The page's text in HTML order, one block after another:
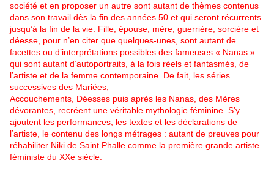
société et en proposer un autre sont autant de thèmes contenus
dans son travail dès la fin des années 50 et qui seront récurrents
jusqu’à la fin de la vie. Fille, épouse, mère, guerrière, sorcière et
déesse, pour n’en citer que quelques-unes, sont autant de
facettes ou d’interprétations possibles des fameuses « Nanas »
qui sont autant d’autoportraits, à la fois réels et fantasmés, de
l’artiste et de la femme contemporaine. De fait, les séries
successives des Mariées,
Accouchements, Déesses puis après les Nanas, des Mères
dévorantes, recréent une véritable mythologie féminine. S’y
ajoutent les performances, les textes et les déclarations de
l’artiste, le contenu des longs métrages : autant de preuves pour
réhabiliter Niki de Saint Phalle comme la première grande artiste
féministe du XXe siècle.